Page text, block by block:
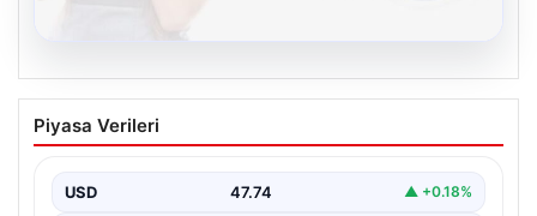
Kelebek chat adresi İle Dijital İletişimin
Seviyeli Adresi Ve Muhabbet Deneyimi
oluşturması büyük bir hassasiyet taşımaktadır.
Günümüzde çeşitli…
Piyasa Verileri
USD 47.74 ▲ +0.18%